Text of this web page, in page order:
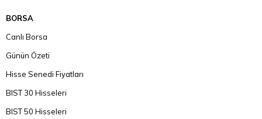
BORSA
Canlı Borsa
Günün Özeti
Hisse Senedi Fiyatları
BIST 30 Hisseleri
BIST 50 Hisseleri